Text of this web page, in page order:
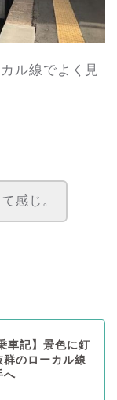
ル線でよく見
感じ。
車記】景色に釘
のローカル線
へ